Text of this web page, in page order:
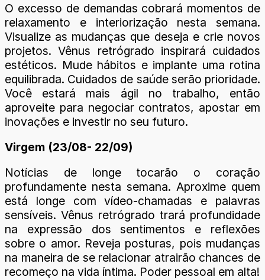
O excesso de demandas cobrará momentos de
relaxamento e interiorização nesta semana.
Visualize as mudanças que deseja e crie novos
projetos. Vênus retrógrado inspirará cuidados
estéticos. Mude hábitos e implante uma rotina
equilibrada. Cuidados de saúde serão prioridade.
Você estará mais ágil no trabalho, então
aproveite para negociar contratos, apostar em
inovações e investir no seu futuro.
Virgem (23/08- 22/09)
Notícias de longe tocarão o coração
profundamente nesta semana. Aproxime quem
está longe com vídeo-chamadas e palavras
sensíveis. Vênus retrógrado trará profundidade
na expressão dos sentimentos e reflexões
sobre o amor. Reveja posturas, pois mudanças
na maneira de se relacionar atrairão chances de
recomeço na vida íntima. Poder pessoal em alta!